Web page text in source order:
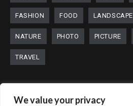
We value your privacy
FASHION FOOD LANDSCAPE
NATURE PHOTO PICTURE
TRAVEL